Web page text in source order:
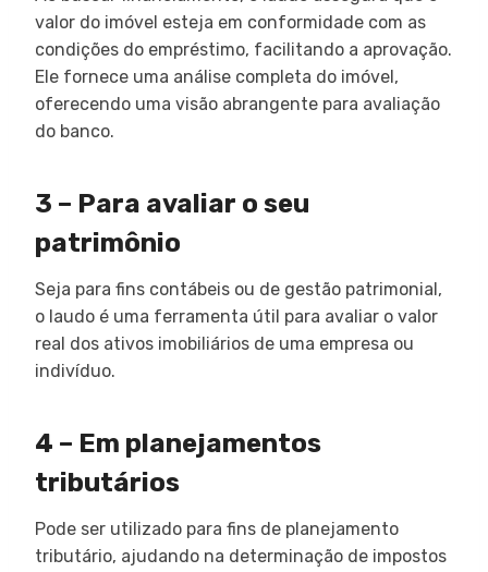
valor do imóvel esteja em conformidade com as
condições do empréstimo, facilitando a aprovação.
Ele fornece uma análise completa do imóvel,
oferecendo uma visão abrangente para avaliação
do banco.
3 – Para avaliar o seu
patrimônio
Seja para fins contábeis ou de gestão patrimonial,
o laudo é uma ferramenta útil para avaliar o valor
real dos ativos imobiliários de uma empresa ou
indivíduo.
4 – Em planejamentos
tributários
Pode ser utilizado para fins de planejamento
tributário, ajudando na determinação de impostos